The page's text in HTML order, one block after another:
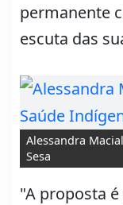
permanente
escuta das
Alessandra
Sesa
"A proposta